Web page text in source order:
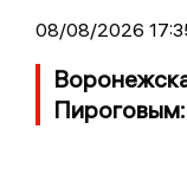
08/08/2026
Пироговым: